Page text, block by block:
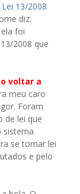
13/2008
diz:
foi
2008 que
voltar a
meu caro
Foram
de lei que
sistema
se tornar lei
e pelo